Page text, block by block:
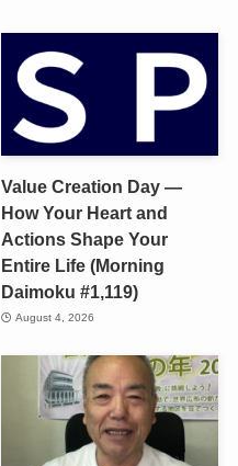
Value Creation Day —
How Your Heart and
Actions Shape Your
Entire Life (Morning
Daimoku #1,119)
August 4, 2026